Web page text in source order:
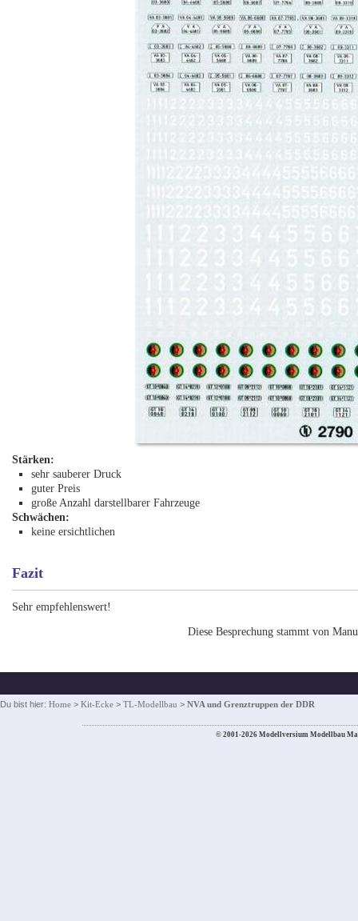
Stärken:
sehr sauberer Druck
guter Preis
große Anzahl darstellbarer Fahrzeuge
Schwächen:
keine ersichtlichen
Fazit
Sehr empfehlenswert!
Diese Besprechung stammt von
Du bist hier: Home > Kit-Ecke > TL-Modellbau > NVA und Grenztruppen der DDR
© 2001-2026 Modellversium Modellbau